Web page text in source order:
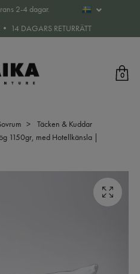
2-4 dagar.
14 DAGARS RETURRÄTT
0
Täcken & Kuddar
1150gr, med Hotellkänsla |